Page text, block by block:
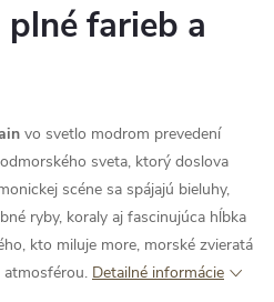
farieb a
vo svetlo modrom prevedení
sveta, ktorý doslova
scéne sa spájajú bieluhy,
ryby, koraly aj fascinujúca hĺbka
kto miluje more, morské zvieratá
Detailné informácie